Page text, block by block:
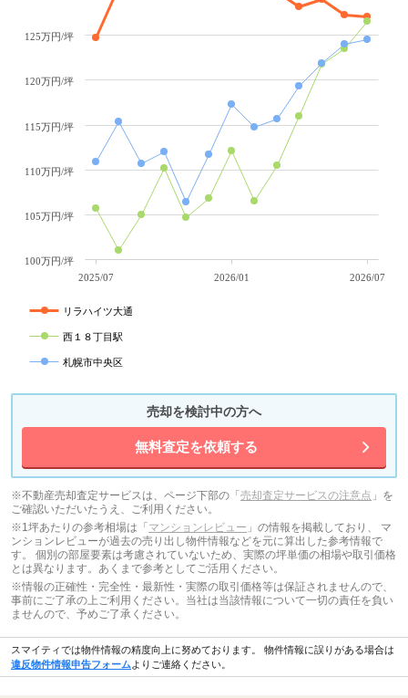
2025/07 2026/01 2026/07
100万円/坪
105万円/坪
110万円/坪
115万円/坪
120万円/坪
125万円/坪
リラハイツ大通
西１８丁目駅
札幌市中央区
売却を検討中の方へ
無料査定を依頼する
※不動産売却査定サービスは、ページ下部の「売却査定サービスの注意点 」を
ご確認いただいたうえ、ご利用ください。
※1坪あたりの参考相場は「マンションレビュー 」の情報を掲載しており、 マ
ンションレビューが過去の売り出し物件情報などを元に算出した参考情報で
す。 個別の部屋要素は考慮されていないため、実際の坪単価の相場や取引価格
とは異なります。あくまで参考としてご活用ください。
※情報の正確性・完全性・最新性・実際の取引価格等は保証されませんので、
事前にご了承の上ご利用ください。当社は当該情報について一切の責任を負い
ませんので、予めご了承ください。
スマイティでは物件情報の精度向上に努めております。 物件情報に誤りがある場合は
違反物件情報申告フォーム よりご連絡ください。